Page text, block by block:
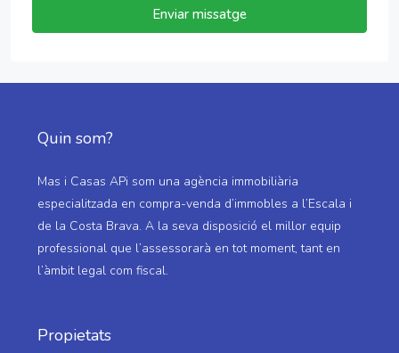
Enviar missatge
Quin som?
Mas i Casas APi som una agència immobiliària
especialitzada en compra-venda d’immobles a l’Escala i
de la Costa Brava. A la seva disposició el millor equip
professional que l’assessorarà en tot moment, tant en
l’àmbit legal com fiscal.
Propietats